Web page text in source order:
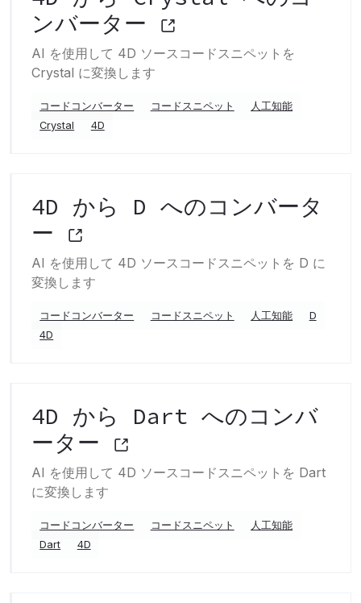
ンバーター
AI を使用して 4D ソースコードスニペットを
Crystal に変換します
コードコンバーター コードスニペット
人工知能
Crystal
4D
4D から D へのコンバータ
ー
AI を使用して 4D ソースコードスニペットを D に
変換します
コードコンバーター コードスニペット 人工知能
D
4D
4D から Dart へのコンバ
ーター
AI を使用して 4D ソースコードスニペットを Dart
に変換します
コードコンバーター コードスニペット
人工知能
Dart
4D